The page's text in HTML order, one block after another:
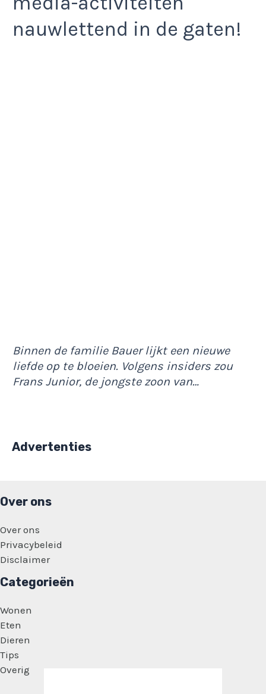
nauwlettend in de gaten!
Binnen de familie Bauer lijkt een nieuwe
liefde op te bloeien. Volgens insiders zou
Frans Junior, de jongste zoon van…
Advertenties
Over ons
Over ons
Privacybeleid
Disclaimer
Categorieën
Wonen
Eten
Dieren
Tips
Overig